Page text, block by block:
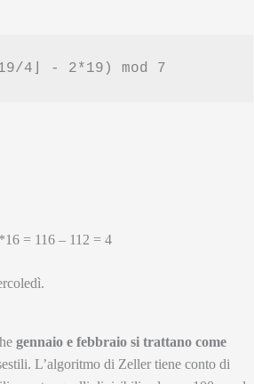
4⌋ - 2*19) mod 7
= 116 – 112 = 4
gennaio e febbraio si trattano come
L’algoritmo di Zeller tiene conto di